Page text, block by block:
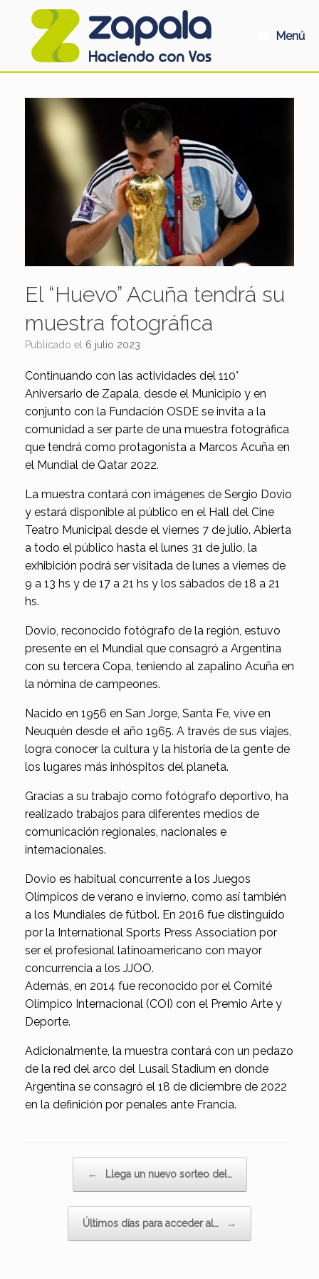
Menú
El “Huevo” Acuña tendrá su
muestra fotográfica
Publicado el 6 julio 2023
Continuando con las actividades del 110°
Aniversario de Zapala, desde el Municipio y en
conjunto con la Fundación OSDE se invita a la
comunidad a ser parte de una muestra fotográfica
que tendrá como protagonista a Marcos Acuña en
el Mundial de Qatar 2022.
La muestra contará con imágenes de Sergio Dovio
y estará disponible al público en el Hall del Cine
Teatro Municipal desde el viernes 7 de julio. Abierta
a todo el público hasta el lunes 31 de julio, la
exhibición podrá ser visitada de lunes a viernes de
9 a 13 hs y de 17 a 21 hs y los sábados de 18 a 21
hs.
Dovio, reconocido fotógrafo de la región, estuvo
presente en el Mundial que consagró a Argentina
con su tercera Copa, teniendo al zapalino Acuña en
la nómina de campeones.
Nacido en 1956 en San Jorge, Santa Fe, vive en
Neuquén desde el año 1965. A través de sus viajes,
logra conocer la cultura y la historia de la gente de
los lugares más inhóspitos del planeta.
Gracias a su trabajo como fotógrafo deportivo, ha
realizado trabajos para diferentes medios de
comunicación regionales, nacionales e
internacionales.
Dovio es habitual concurrente a los Juegos
Olímpicos de verano e invierno, como así también
a los Mundiales de fútbol. En 2016 fue distinguido
por la International Sports Press Association por
ser el profesional latinoamericano con mayor
concurrencia a los JJOO.
Además, en 2014 fue reconocido por el Comité
Olímpico Internacional (COI) con el Premio Arte y
Deporte.
Adicionalmente, la muestra contará con un pedazo
de la red del arco del Lusail Stadium en donde
Argentina se consagró el 18 de diciembre de 2022
en la definición por penales ante Francia.
← Llega un nuevo sorteo del…
Últimos días para acceder al… →